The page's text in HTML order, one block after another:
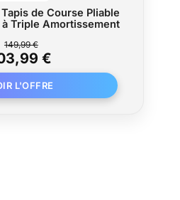
de Course Pliable
Triple Amortissement
149,99 €
€